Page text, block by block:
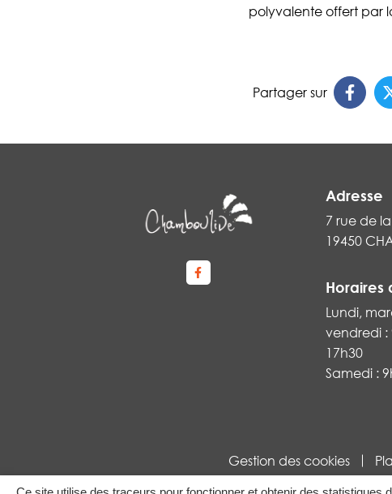
polyvalente offert par
Partager sur
Lien vers le compte Facebook
Adresse
7 rue de
19450
Horaires
Lundi,
vendredi :
17h30
Samedi :
Gestion des cookies